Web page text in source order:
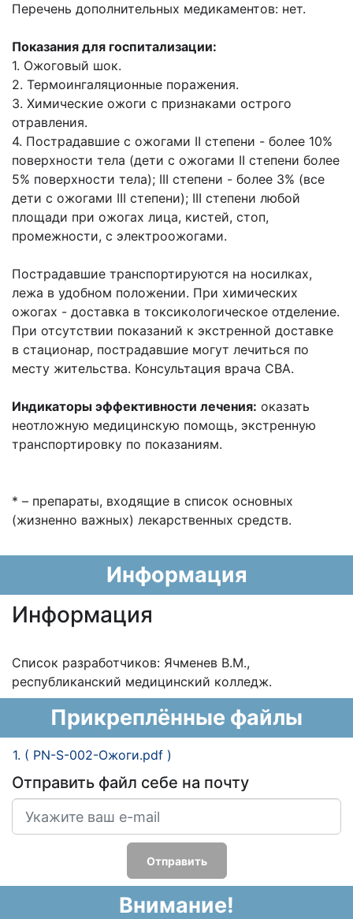
Перечень дополнительных медикаментов: нет.
Показания для госпитализации:
1. Ожоговый шок.
2. Термоингаляционные поражения.
3. Химические ожоги с признаками острого
отравления.
4. Пострадавшие с ожогами II степени - более 10%
поверхности тела (дети с ожогами II степени более
5% поверхности тела); III степени - более 3% (все
дети с ожогами III степени); III степени любой
площади при ожогах лица, кистей, стоп,
промежности, с электроожогами.
Пострадавшие транспортируются на носилках,
лежа в удобном положении. При химических
ожогах - доставка в токсикологическое отделение.
При отсутствии показаний к экстренной доставке
в стационар, пострадавшие могут лечиться по
месту жительства. Консультация врача СВА.
Индикаторы эффективности лечения: оказать
неотложную медицинскую помощь, экстренную
транспортировку по показаниям.
* – препараты, входящие в список основных
(жизненно важных) лекарственных средств.
Информация
Информация
Список разработчиков: Ячменев В.М.,
республиканский медицинский колледж.
Прикреплённые файлы
1. ( PN-S-002-Ожоги.pdf )
Отправить файл себе на почту
Отправить
Внимание!